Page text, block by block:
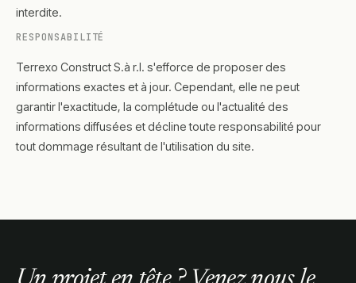
interdite.
RESPONSABILITÉ
Terrexo Construct S.à r.l. s'efforce de proposer des
informations exactes et à jour. Cependant, elle ne peut
garantir l'exactitude, la complétude ou l'actualité des
informations diffusées et décline toute responsabilité pour
tout dommage résultant de l'utilisation du site.